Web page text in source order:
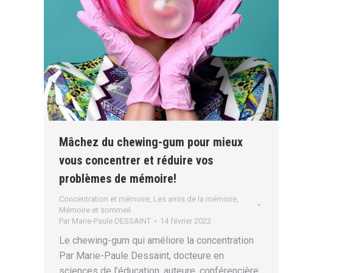
Mâchez du chewing-gum pour mieux
vous concentrer et réduire vos
problèmes de mémoire!
Concentration et mémoire Les amis de la mémoire
Mémoire et sommeil
Par Marie-Paule DESSAINT 14 février 2022
Le chewing-gum qui améliore la concentration
Par Marie-Paule Dessaint, docteure en